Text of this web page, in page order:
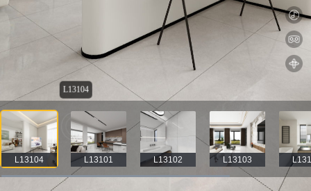
L13104
L13104 L13101 L13102 L13103